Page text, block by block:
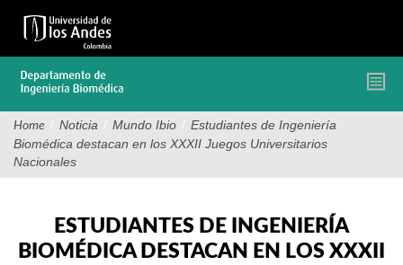
contenido
Home / Noticia / Mundo Ibio / Estudiantes de Ingeniería
Biomédica destacan en los XXXII Juegos Universitarios
Nacionales
ESTUDIANTES DE INGENIERÍA
BIOMÉDICA DESTACAN EN LOS XXXII